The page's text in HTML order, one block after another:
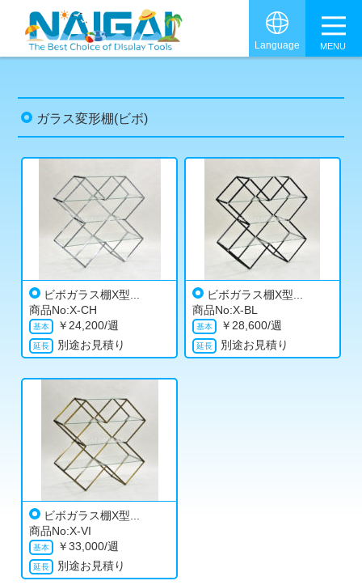
Language
グ
ガラス変形棚(ビボ)
ビボガラス棚X型...
商品No:X-CH
￥24,200/週
別途お見積り
ビボガラス棚X型...
商品No:X-BL
￥ 28,600/週
別途お見積り
ビボガラス棚X型...
商品No:X-VI
￥33,000/週
別途お見積り